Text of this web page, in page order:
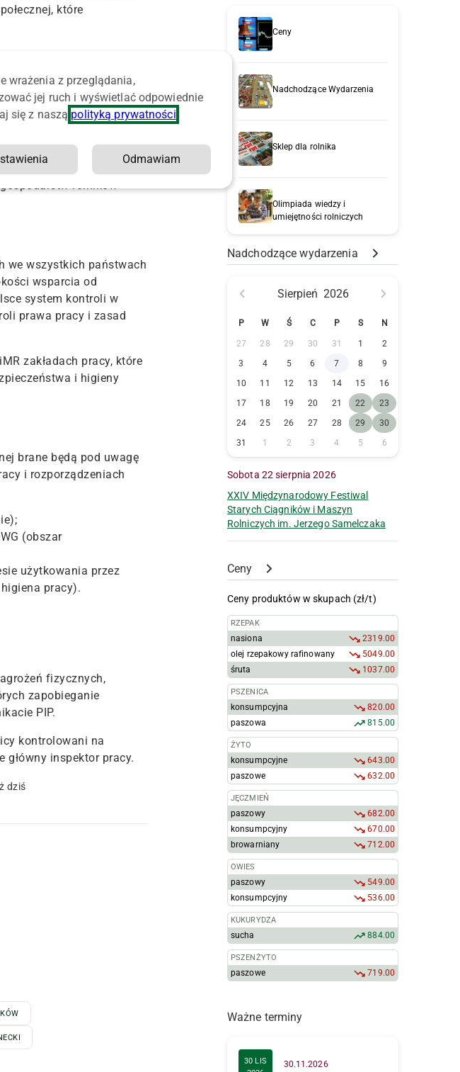
które
czynności
kontrole na
Restrukturyzacji i
bezpośrednich. „Nie
we wszystkich państwach
wsparcia od
system kontroli w
prawa pracy i zasad
zakładach pracy, które
i higieny
brane będą pod uwagę
i rozporządzeniach
(obszar
użytkowania przez
pracy).
fizycznych,
zapobieganie
PIP.
kontrolowani na
główny inspektor pracy.
dziś
Ceny
Nadchodzące Wydarzenia
Sklep dla rolnika
Olimpiada wiedzy i
umiejętności rolniczych
Nadchodzące wydarzenia
Sierpień 2026
P W Ś C P S N
27 28 29 30 31 1
2
3
4 5 6 7 8
9
10
11 12 13 14 15
16
17
18 19 20 21 22
23
24
25 26 27 28 29
30
31
1 2 3 4 5 6
Sobota 22 sierpnia 2026
XXIV Międzynarodowy Festiwal
Starych Ciągników i Maszyn
Rolniczych im. Jerzego Samelczaka
Ceny
Ceny produktów w skupach (zł/t)
RZEPAK
nasiona
2319.00
olej rzepakowy rafinowany
5049.00
śruta
1037.00
PSZENICA
konsumpcyjna
820.00
paszowa
815.00
ŻYTO
konsumpcyjne
643.00
paszowe
632.00
JĘCZMIEŃ
paszowy
682.00
konsumpcyjny
670.00
browarniany
712.00
OWIES
paszowy
549.00
konsumpcyjny
536.00
KUKURYDZA
sucha 884.00
PSZENŻYTO
paszowe 719.00
Ważne terminy
30 LIS
30.11.2026
wrażenia z przeglądania,
jej ruch i wyświetlać odpowiednie
się z naszą polityką prywatności
Odmawiam